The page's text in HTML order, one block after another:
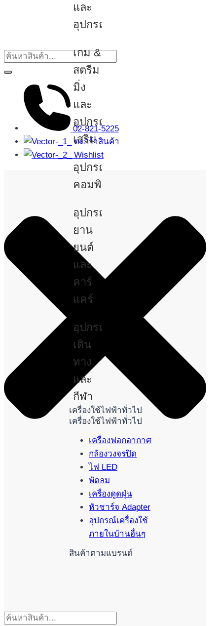
และ
อุปกรณ์
เกม &
สตรีม
มิ่ง
และ
อุปกรณ์
เสริม
อุปกรณ์
คอมพิวเตอร์
อุปกรณ์
ยาน
ยนต์
และ
คาร์
แคร์
อุปกรณ์
เดิน
ทาง
และ
กีฬา
เครื่องใช้ไฟฟ้าทั่วไป
เครื่องใช้ไฟฟ้าทั่วไป
เครื่องฟอกอากาศ
กล้องวงจรปิด
ไฟ LED
พัดลม
เครื่องดูดฝุ่น
หัวชาร์จ Adapter
อุปกรณ์เครื่องใช้
ภายในบ้านอื่นๆ
สินค้าตามแบรนด์
02-821-5225
ตะกร้าสินค้า
Wishlist